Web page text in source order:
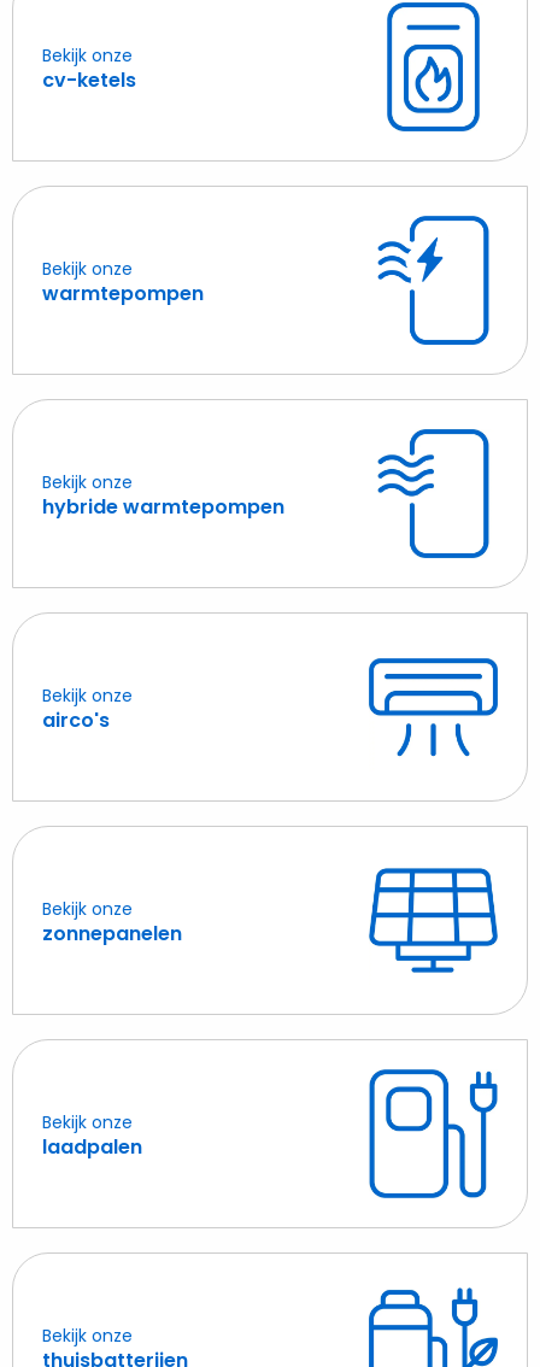
Bekijk onze
cv-ketels
Lees
cv-
ketels
Bekijk onze
warmtepompen
Lees
warmtepompen
Bekijk onze
hybride warmtepompen
Lees
hybride
warmtepompen
Bekijk onze
airco's
Lees
airco's
Bekijk onze
zonnepanelen
Lees
zonnepanelen
Bekijk onze
laadpalen
Lees
laadpalen
Bekijk onze
thuisbatterijen
Lees